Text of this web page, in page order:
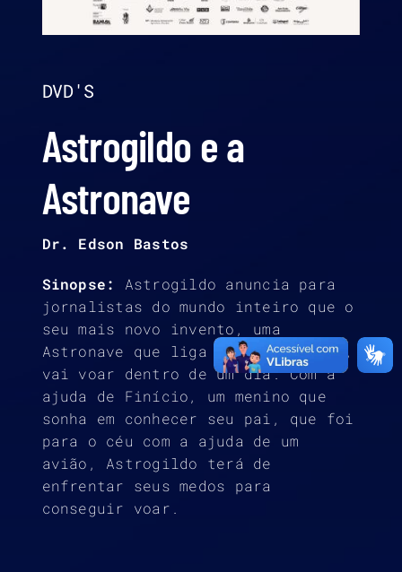
DVD'S
Astrogildo e a
Astronave
Dr. Edson Bastos
Sinopse:
Astrogildo anuncia para
jornalistas do mundo inteiro que o
seu mais novo invento, uma
Astronave que liga o homem à Deus,
vai voar dentro de um dia. Com a
ajuda de Finício, um menino que
sonha em conhecer seu pai, que foi
para o céu com a ajuda de um
avião, Astrogildo terá de
enfrentar seus medos para
conseguir voar.